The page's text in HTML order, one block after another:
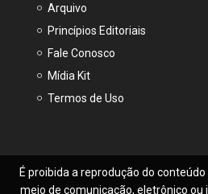
Arquivo
Princípios Editoriais
Fale Conosco
Mídia Kit
Termos de Uso
É proibida a reprodução do
meio de comunicação, eletrônico